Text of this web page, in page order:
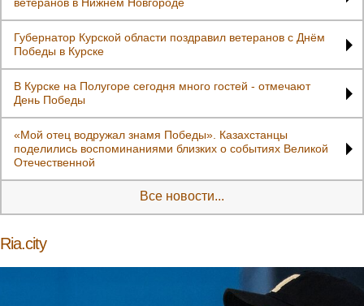
Губернатор Курской области поздравил ветеранов с Днём
Победы в Курске
В Курске на Полугоре сегодня много гостей - отмечают
День Победы
«Мой отец водружал знамя Победы». Казахстанцы
поделились воспоминаниями близких о событиях Великой
Отечественной
Все новости...
Ria.city